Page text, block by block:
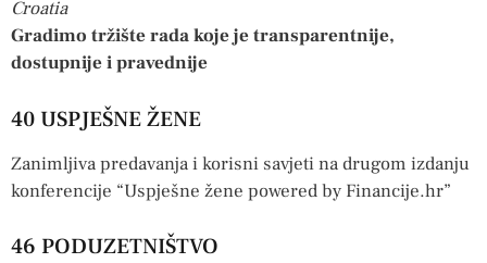
Croatia
Gradimo tržište rada koje je transparentnije,
dostupnije i pravednije
40 USPJEŠNE ŽENE
Zanimljiva predavanja i korisni savjeti na drugom izdanju
konferencije “Uspješne žene powered by Financije.hr”
46 PODUZETNIŠTVO